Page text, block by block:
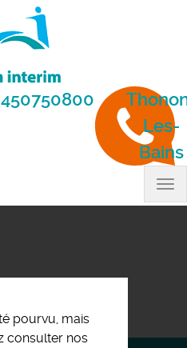
Les-
Bains
pourvu, mais
consulter nos